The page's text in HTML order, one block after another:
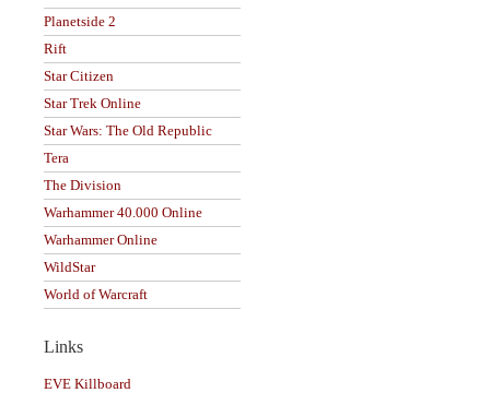
Planetside 2
Rift
Star Citizen
Star Trek Online
Star Wars: The Old Republic
Tera
The Division
Warhammer 40.000 Online
Warhammer Online
WildStar
World of Warcraft
Links
EVE Killboard